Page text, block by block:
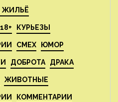
ЖИЛЬЁ
КУРЬЕЗЫ
СМЕХ ЮМОР
ДОБРОТА ДРАКА
ЖИВОТНЫЕ
КОММЕНТАРИИ